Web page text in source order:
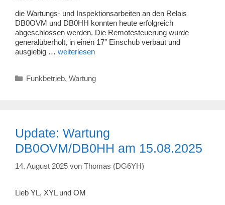
die Wartungs- und Inspektionsarbeiten an den Relais
DB0OVM und DB0HH konnten heute erfolgreich
abgeschlossen werden. Die Remotesteuerung wurde
generalüberholt, in einen 17″ Einschub verbaut und
ausgiebig … weiterlesen
Kategorien
Funkbetrieb, Wartung
Update: Wartung
DB0OVM/DB0HH am 15.08.2025
14. August 2025 von Thomas (DG6YH)
Lieb YL, XYL und OM